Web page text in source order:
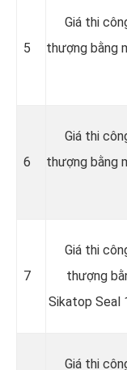
5
Giá thi
thượng bằng
6
Giá thi
thượng bằng
7
Giá thi
thượng
Sikatop Seal
Giá thi